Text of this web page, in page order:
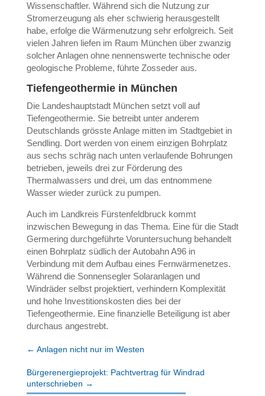
Wissenschaftler. Während sich die Nutzung zur
Stromerzeugung als eher schwierig herausgestellt
habe, erfolge die Wärmenutzung sehr erfolgreich. Seit
vielen Jahren liefen im Raum München über zwanzig
solcher Anlagen ohne nennenswerte technische oder
geologische Probleme, führte Zosseder aus.
Tiefengeothermie in München
Die Landeshauptstadt München setzt voll auf
Tiefengeothermie. Sie betreibt unter anderem
Deutschlands grösste Anlage mitten im Stadtgebiet in
Sendling. Dort werden von einem einzigen Bohrplatz
aus sechs schräg nach unten verlaufende Bohrungen
betrieben, jeweils drei zur Förderung des
Thermalwassers und drei, um das entnommene
Wasser wieder zurück zu pumpen.
Auch im Landkreis Fürstenfeldbruck kommt
inzwischen Bewegung in das Thema. Eine für die Stadt
Germering durchgeführte Voruntersuchung behandelt
einen Bohrplatz südlich der Autobahn A96 in
Verbindung mit dem Aufbau eines Fernwärmenetzes.
Während die Sonnensegler Solaranlagen und
Windräder selbst projektiert, verhindern Komplexität
und hohe Investitionskosten dies bei der
Tiefengeothermie. Eine finanzielle Beteiligung ist aber
durchaus angestrebt.
← Anlagen nicht nur im Westen
Bürgerenergieprojekt: Pachtvertrag für Windrad
unterschrieben →